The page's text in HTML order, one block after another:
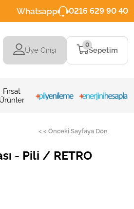
Whatsapp 0216 629 90 40
Üye Girişi Sepetim
0
Fırsat
Ürünler
< < Önceki Sayfaya Dön
- Pili / RETRO